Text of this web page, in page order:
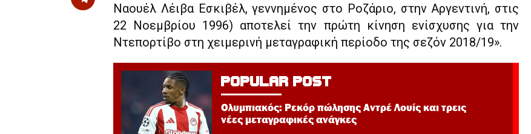
Ναουέλ Λέιβα Εσκιβέλ, γεννημένος στο Ροζάριο, στην Αργεντινή, στις
22 Νοεμβρίου 1996) αποτελεί την πρώτη κίνηση ενίσχυσης για την
Ντεπορτίβο στη χειμερινή μεταγραφική περίοδο της σεζόν 2018/19».
POPULAR POST
Ολυμπιακός: Ρεκόρ πώλησης Αντρέ Λουίς και τρεις
νέες μεταγραφικές ανάγκες